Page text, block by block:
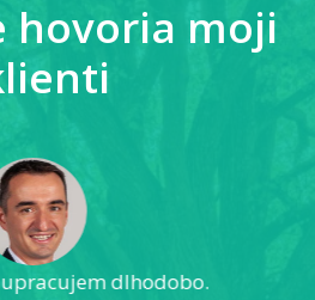
hovoria moji
dlhodobo.